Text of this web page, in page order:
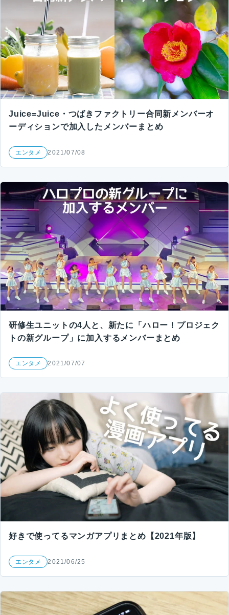
Juice=Juice・つばきファクトリー合同新メンバーオ
ーディションで加入したメンバーまとめ
エンタメ 2021/07/08
研修生ユニットの4人と、新たに「ハロー！プロジェク
トの新グループ」に加入するメンバーまとめ
エンタメ 2021/07/07
好きで使ってるマンガアプリまとめ【2021年版】
エンタメ 2021/06/25